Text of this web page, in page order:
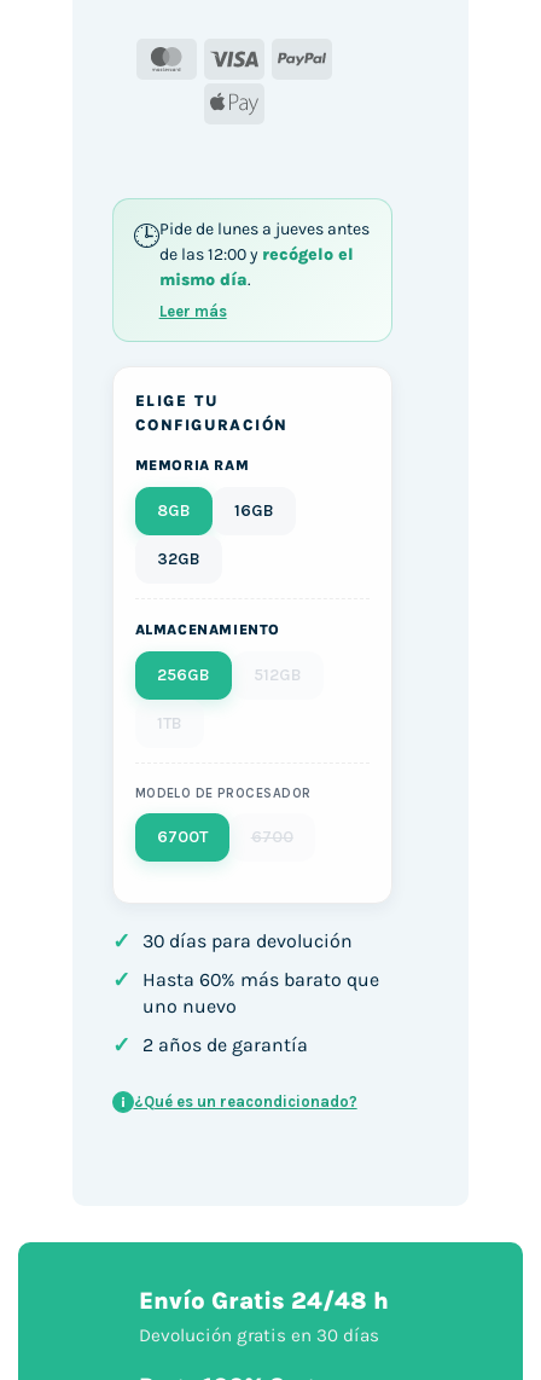
MasterCard
Visa
PayPal
Apple
Pide de lunes a jueves antes
de las 12:00 y recógelo el
mismo día.
Leer más
ELIGE TU
CONFIGURACIÓN
MEMORIA RAM
8GB 16GB
32GB
ALMACENAMIENTO
256GB 512GB
1TB
MODELO DE PROCESADOR
6700T 6700
✓ 30 días para devolución
✓
Hasta 60% más barato que
uno nuevo
✓ 2 años de garantía
i ¿Qué es un reacondicionado?
Envío Gratis 24/48 h
Devolución gratis en 30 días